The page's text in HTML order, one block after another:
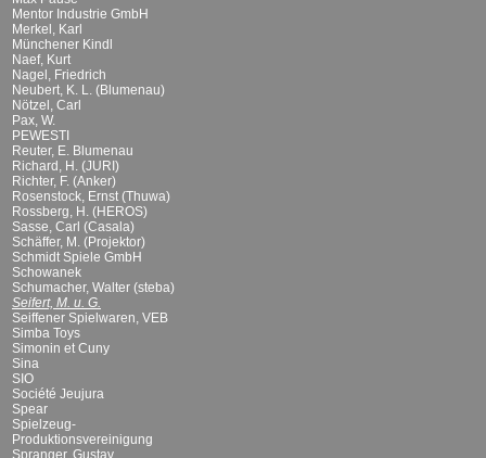
Mentor Industrie GmbH
Merkel, Karl
Münchener Kindl
Naef, Kurt
Nagel, Friedrich
Neubert, K. L. (Blumenau)
Nötzel, Carl
Pax, W.
PEWESTI
Reuter, E. Blumenau
Richard, H. (JURI)
Richter, F. (Anker)
Rosenstock, Ernst (Thuwa)
Rossberg, H. (HEROS)
Sasse, Carl (Casala)
Schäffer, M. (Projektor)
Schmidt Spiele GmbH
Schowanek
Schumacher, Walter (steba)
Seifert, M. u. G.
Seiffener Spielwaren, VEB
Simba Toys
Simonin et Cuny
Sina
SIO
Société Jeujura
Spear
Spielzeug-
Produktionsvereinigung
Spranger, Gustav